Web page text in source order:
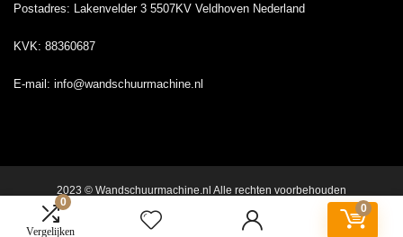
0
Vergelijken
0
Postadres: Lakenvelder 3 5507KV Veldhoven Nederland
KVK: 88360687
E-mail: info@wandschuurmachine.nl
2023 © Wandschuurmachine.nl Alle rechten voorbehouden